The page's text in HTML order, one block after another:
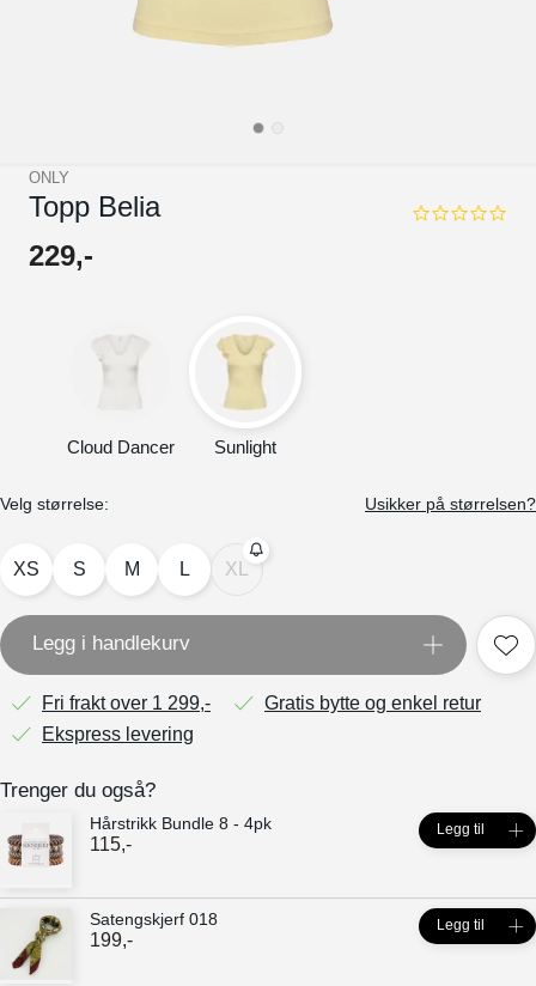
ONLY
Topp Belia
0.0
229,-
Cloud Dancer Sunlight
Velg størrelse: Usikker på størrelsen?
XS S M L XL
Legg i handlekurv
Fri frakt over 1 299,-
Gratis bytte og enkel retur
Ekspress levering
Trenger du også?
Hårstrikk Bundle 8 - 4pk
115,-
Legg til
Satengskjerf 018
199,-
Legg til